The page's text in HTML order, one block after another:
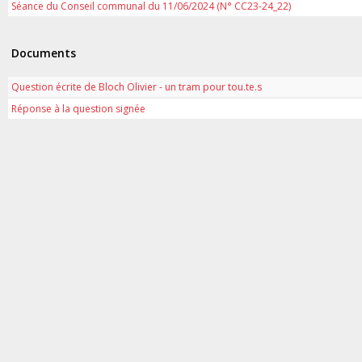
Séance du Conseil communal du 11/06/2024 (N° CC23-24_22)
Documents
Question écrite de Bloch Olivier - un tram pour tou.te.s
Réponse à la question signée